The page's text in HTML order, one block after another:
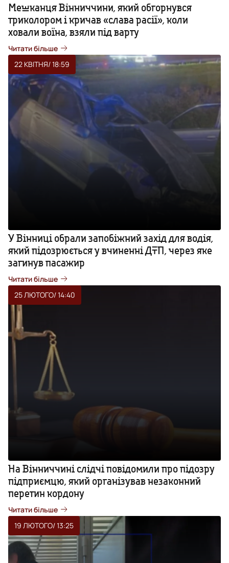
Мешканця Вінниччини, який обгорнувся
триколором і кричав «слава расії», коли
ховали воїна, взяли під варту
Читати більше
22 КВІТНЯ/ 18:59
У Вінниці обрали запобіжний захід для водія,
який підозрюється у вчиненні ДТП, через яке
загинув пасажир
Читати більше
25 ЛЮТОГО/ 14:40
На Вінниччині слідчі повідомили про підозру
підприємцю, який організував незаконний
перетин кордону
Читати більше
19 ЛЮТОГО/ 13:25